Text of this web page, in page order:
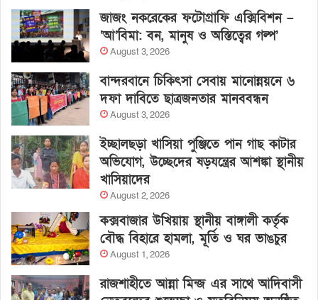
জাজং নকরেকের ফটোগ্রাফি এক্সিবিশন –
‘আ’বিমা: বন, মানুষ ও অস্তিত্বের গল্প’
August 3, 2026
বান্দরবানে চিকিৎসা সেবায় মানোন্নয়নে ৬
দফা দাবিতে ছাত্রজনতার মানববন্ধন
August 3, 2026
ইচ্ছালছড়া খাসিয়া পুঞ্জিতে পান গাছ কাটার
অভিযোগ, উচ্ছেদের ষড়যন্ত্রের আশঙ্কা স্থানীয়
খাসিয়াদের
August 2, 2026
কক্সবাজার উখিয়ায় স্থানীয় বাঙ্গালী কর্তৃক
বৌদ্ধ বিহারে হামলা, মূর্তি ও ঘর ভাঙচুর
August 1, 2026
রাজশাহীতে আন্না মিন্জ এর সাথে আদিবাসী